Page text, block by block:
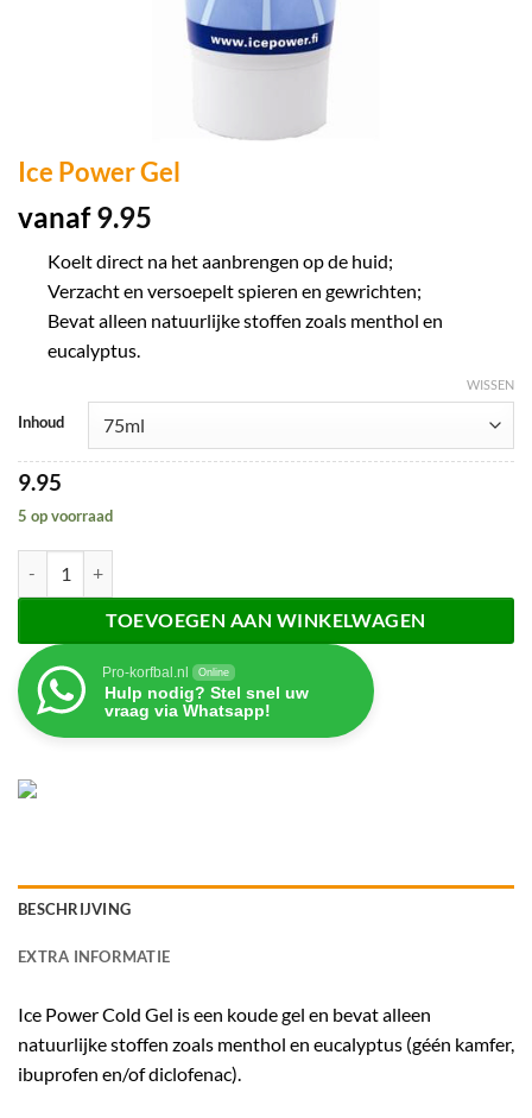
Ice Power Gel
vanaf9.95
Koelt direct na het aanbrengen op de huid;
Verzacht en versoepelt spieren en gewrichten;
Bevat alleen natuurlijke stoffen zoals menthol en
eucalyptus.
Inhoud
WISSEN
9.95
5 op voorraad
TOEVOEGEN AAN WINKELWAGEN
Pro-korfbal.nl Online
Hulp nodig? Stel snel uw
vraag via Whatsapp!
BESCHRIJVING
EXTRA INFORMATIE
Ice Power Cold Gel is een koude gel en bevat alleen
natuurlijke stoffen zoals menthol en eucalyptus (géén kamfer,
ibuprofen en/of diclofenac).